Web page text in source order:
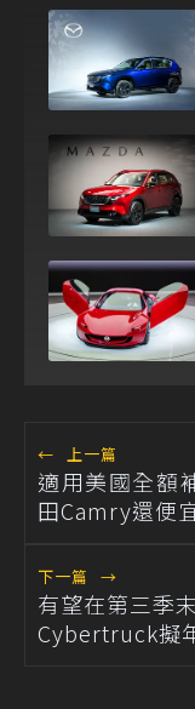
← 上一篇
適用美國全
田Camry還便
下一篇 →
有望在第三季
Cybertruck擬